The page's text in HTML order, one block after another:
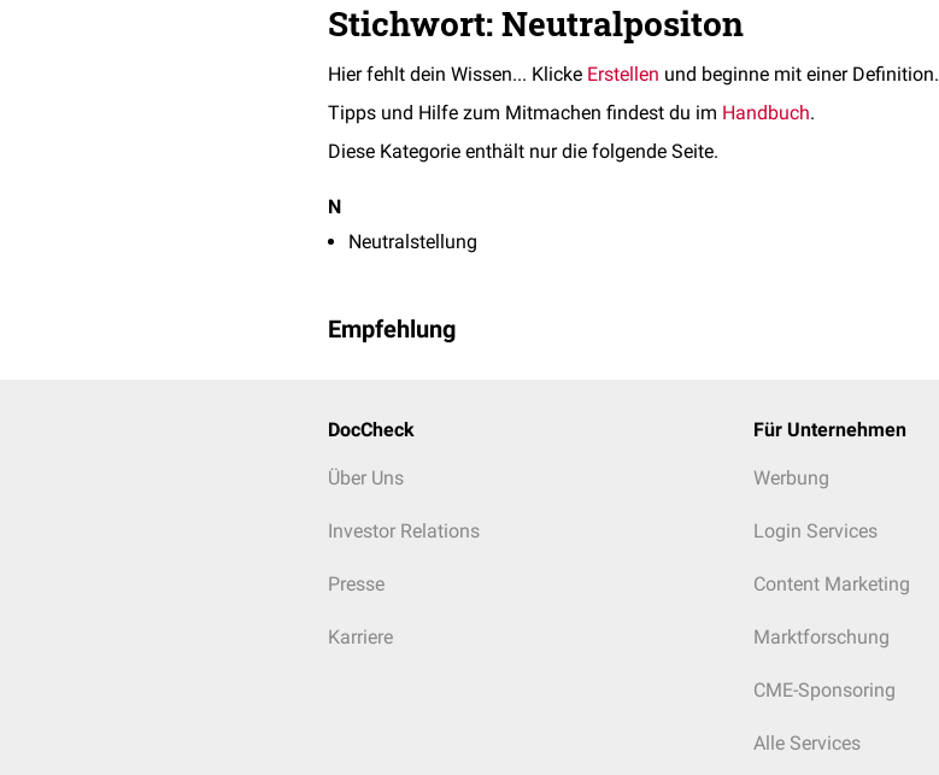
Stichwort: Neutralpositon
Hier fehlt dein Wissen... Klicke Erstellen und beginne mit einer Definition.
Tipps und Hilfe zum Mitmachen findest du im Handbuch.
Diese Kategorie enthält nur die folgende Seite.
N
Neutralstellung
Empfehlung
DocCheck
Über Uns
Investor Relations
Presse
Karriere
Für Unternehmen
Werbung
Login Services
Content Marketing
Marktforschung
CME-Sponsoring
Alle Services